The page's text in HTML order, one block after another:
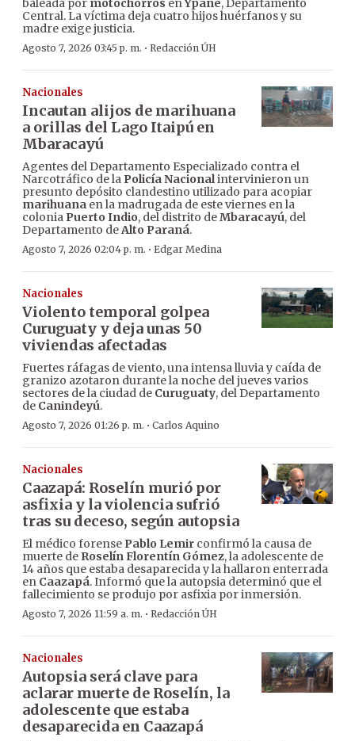
baleada por motochorros enYpané, Departamento
Central. La víctima deja cuatro hijos huérfanos y su
madre exige justicia.
Agosto 7, 2026 03:45 p. m. · Redacción ÚH
Nacionales
Incautan alijos de marihuana
a orillas del Lago Itaipú en
Mbaracayú
Agentes del Departamento Especializado contra el
Narcotráfico de la Policía Nacionalintervinieron un
presunto depósito clandestino utilizado para acopiar
marihuana en la madrugada de este viernes en la
colonia Puerto Indio, del distrito deMbaracayú, del
Departamento deAlto Paraná.
Agosto 7, 2026 02:04 p. m. · Edgar Medina
Nacionales
Violento temporal golpea
Curuguaty y deja unas 50
viviendas afectadas
Fuertes ráfagas de viento, una intensa lluvia y caída de
granizo azotaron durante la noche del jueves varios
sectores de la ciudad de Curuguaty, del Departamento
de Canindeyú.
Agosto 7, 2026 01:26 p. m. · Carlos Aquino
Nacionales
Caazapá: Roselín murió por
asfixia y la violencia sufrió
tras su deceso, según autopsia
El médico forense Pablo Lemir confirmó la causa de
muerte de Roselín Florentín Gómez, la adolescente de
14 años que estaba desaparecida y la hallaron enterrada
en Caazapá. Informó que la autopsia determinó que el
fallecimiento se produjo por asfixia por inmersión.
Agosto 7, 2026 11:59 a. m. · Redacción ÚH
Nacionales
Autopsia será clave para
aclarar muerte de Roselín, la
adolescente que estaba
desaparecida en Caazapá